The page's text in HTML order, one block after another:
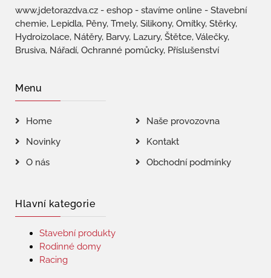
www.jdetorazdva.cz - eshop - stavíme online - Stavební
chemie, Lepidla, Pěny, Tmely, Silikony, Omítky, Stěrky,
Hydroizolace, Nátěry, Barvy, Lazury, Štětce, Válečky,
Brusiva, Nářadí, Ochranné pomůcky, Příslušenství
Menu
Home
Naše provozovna
Novinky
Kontakt
O nás
Obchodní podmínky
Hlavní kategorie
Stavební produkty
Rodinné domy
Racing